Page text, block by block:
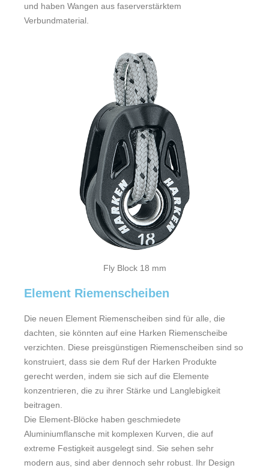
und haben Wangen aus faserverstärktem
Verbundmaterial.
Fly Block 18 mm
Element Riemenscheiben
Die neuen Element Riemenscheiben sind für alle, die
dachten, sie könnten auf eine Harken Riemenscheibe
verzichten. Diese preisgünstigen Riemenscheiben sind so
konstruiert, dass sie dem Ruf der Harken Produkte
gerecht werden, indem sie sich auf die Elemente
konzentrieren, die zu ihrer Stärke und Langlebigkeit
beitragen.
Die Element-Blöcke haben geschmiedete
Aluminiumflansche mit komplexen Kurven, die auf
extreme Festigkeit ausgelegt sind. Sie sehen sehr
modern aus, sind aber dennoch sehr robust. Ihr Design